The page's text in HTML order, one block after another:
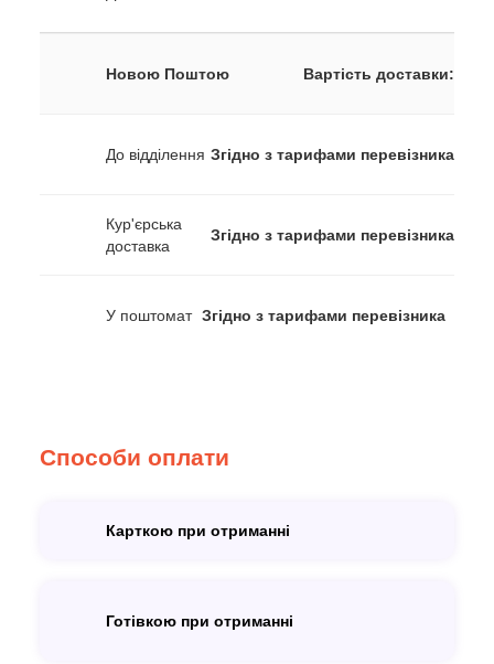
Новою Поштою Вартість доставки:
До відділення Згідно з тарифами перевізника
Кур'єрська
доставка
Згідно з тарифами перевізника
У поштомат Згідно з тарифами перевізника
Способи оплати
Карткою при отриманні
Готівкою при отриманні